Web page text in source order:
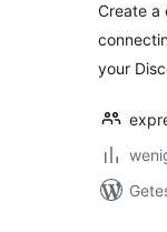
Create a
your